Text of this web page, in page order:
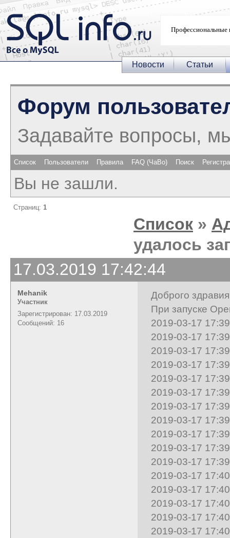
Профессиональные
Новости Статьи
Форум
Задавайте вопросы,
Список Пользователи Правила FAQ (ЧаВо) Поиск
Вы не зашли.
Страниц: 1
Список »
удалось
17.03.2019 17:42:44
Mehanik
Участник
Зарегистрирован: 17.03.2019
Сообщений: 16
Доброго
При запуске
2019-03-17
2019-03-17
2019-03-17
2019-03-17
2019-03-17
2019-03-17
2019-03-17
2019-03-17
2019-03-17
2019-03-17
2019-03-17
2019-03-17
2019-03-17
2019-03-17
2019-03-17
2019-03-17